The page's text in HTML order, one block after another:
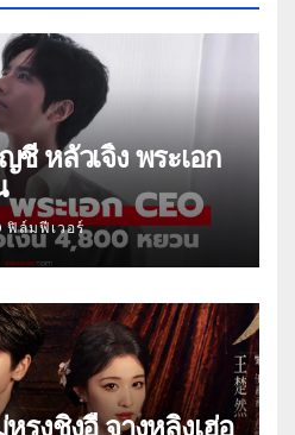
ชี หลัวเจิ้ง พระเอก
ฟิล์มฟีเวอร์
รงชิงอี้ จางหลิงเฮ่อ